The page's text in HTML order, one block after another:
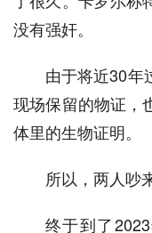
没有强奸。
由于将近30年
现场保留的物证，
体里的生物证明。
所以，两人吵
终于到了